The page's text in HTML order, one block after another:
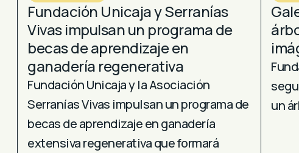
Fundación Unicaja y Serranías
Vivas impulsan un programa de
becas de aprendizaje en
ganadería regenerativa
Fundación Unicaja y la Asociación
Serranías Vivas impulsan un programa de
becas de aprendizaje en ganadería
extensiva regenerativa que formará
un